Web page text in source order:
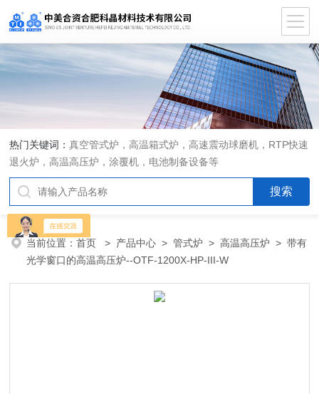
热门关键词：真空管式炉，高温箱式炉，高速震动球磨机，RTP快速
退火炉，高温高压炉，涂覆机，电池制备设备等
当前位置：首页 > 产品中心 >管式炉 >高温高压炉 > 带有
光学窗口的高温高压炉--OTF-1200X-HP-III-W